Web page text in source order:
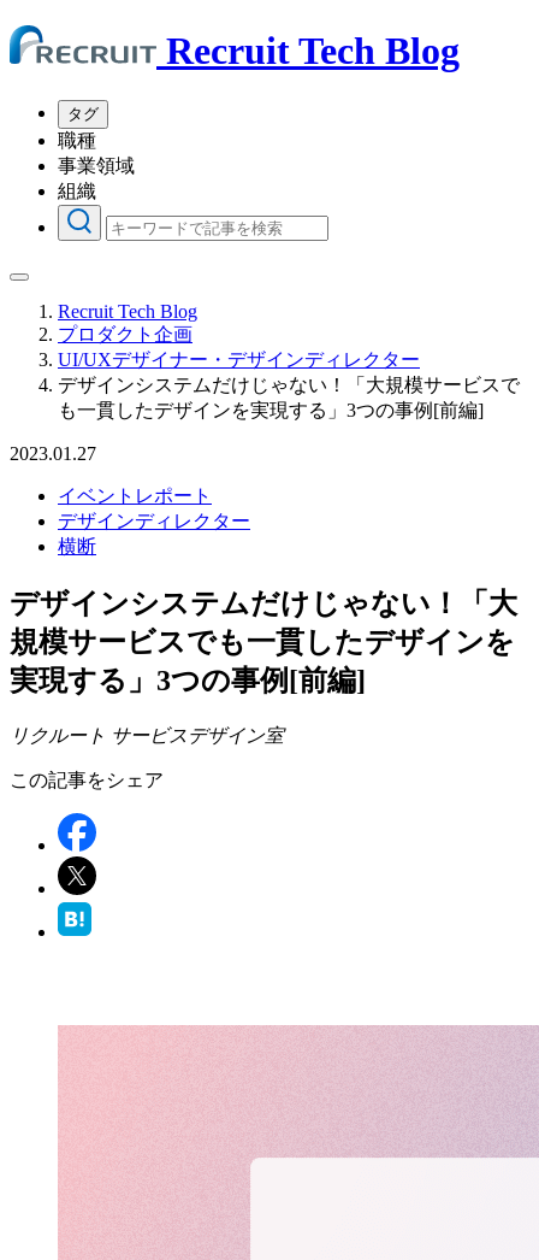
Recruit Tech Blog
タグ
職種
事業領域
組織
Recruit Tech Blog
プロダクト企画
UI/UXデザイナー・デザインディレクター
デザインシステムだけじゃない！「大規模サービスで
も一貫したデザインを実現する」3つの事例[前編]
2023.01.27
イベントレポート
デザインディレクター
横断
デザインシステムだけじゃない！「大
規模サービスでも一貫したデザインを
実現する」3つの事例[前編]
リクルート サービスデザイン室
この記事をシェア